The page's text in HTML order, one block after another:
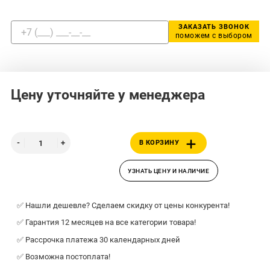
ЗАКАЗАТЬ ЗВОНОК
поможем с выбором
Цену уточняйте у менеджера
В КОРЗИНУ
УЗНАТЬ ЦЕНУ И НАЛИЧИЕ
✅ Нашли дешевле? Сделаем скидку от цены конкурента!
✅ Гарантия 12 месяцев на все категории товара!
✅ Рассрочка платежа 30 календарных дней
✅ Возможна постоплата!